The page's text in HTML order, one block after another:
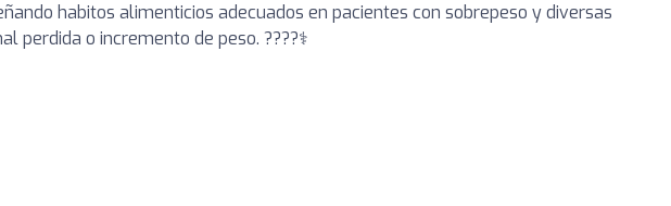
habitos alimenticios adecuados en pacientes con sobrepeso y diversas
perdida o incremento de peso. ????‍⚕️